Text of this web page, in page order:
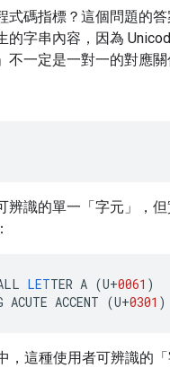
式碼指標？這個問題的答
的字串內容，因為
不一定是一對一的對應關
辨識的單一「字元」，
LETTER A (U+0061 )
ACUTE ACCENT (U+0301 )
，這種使用者可辨識的